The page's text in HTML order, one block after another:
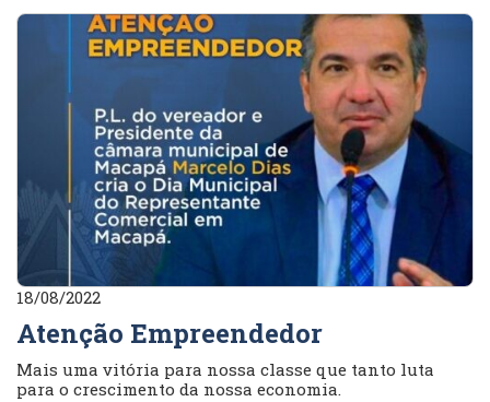
18/08/2022
Atenção Empreendedor
Mais uma vitória para nossa classe que tanto luta
para o crescimento da nossa economia.